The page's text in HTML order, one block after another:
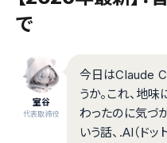
で
室谷
代表取締役
今日はClaude
うか。これ、地味
わったのに気づ
いう話、.AI（ド